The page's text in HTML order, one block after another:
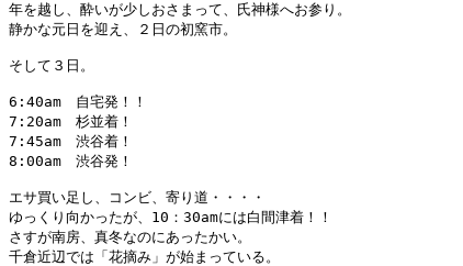
年を越し、酔いが少しおさまって、氏神様へお参り。
静かな元日を迎え、２日の初窯市。
そして３日。
6:40am　自宅発！！
7:20am　杉並着！
7:45am　渋谷着！
8:00am　渋谷発！
エサ買い足し、コンビ、寄り道・・・・
ゆっくり向かったが、10：30amには白間津着！！
さすが南房、真冬なのにあったかい。
千倉近辺では「花摘み」が始まっている。